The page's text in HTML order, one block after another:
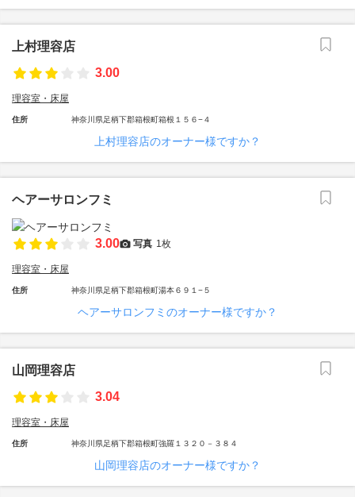
上村理容店
3.00
理容室・床屋
住所 神奈川県足柄下郡箱根町箱根１５６−４
上村理容店のオーナー様ですか？
ヘアーサロンフミ
3.00 写真 1枚
理容室・床屋
住所 神奈川県足柄下郡箱根町湯本６９１−５
ヘアーサロンフミのオーナー様ですか？
山岡理容店
3.04
理容室・床屋
住所 神奈川県足柄下郡箱根町強羅１３２０－３８４
山岡理容店のオーナー様ですか？